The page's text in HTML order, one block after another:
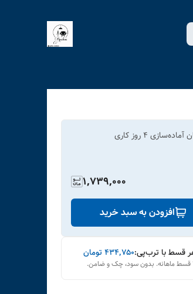
آماده‌سازی 4 روز کاری
1,739,000
افزودن به سبد خرید
قسط با ترب‌پی:۴۳۴٬۷۵۰ تومان